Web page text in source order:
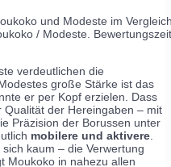
/ Modeste.
verdeutlichen die
große Stärke ist das
er per Kopf erzielen. Dass
der Hereingaben – mit
Präzision der Borussen unter
mobilere und aktivere.
kaum – die Verwertung
Moukoko in nahezu allen